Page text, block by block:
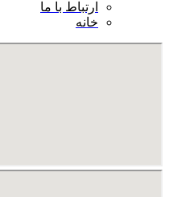
ارتباط با ما
خانه